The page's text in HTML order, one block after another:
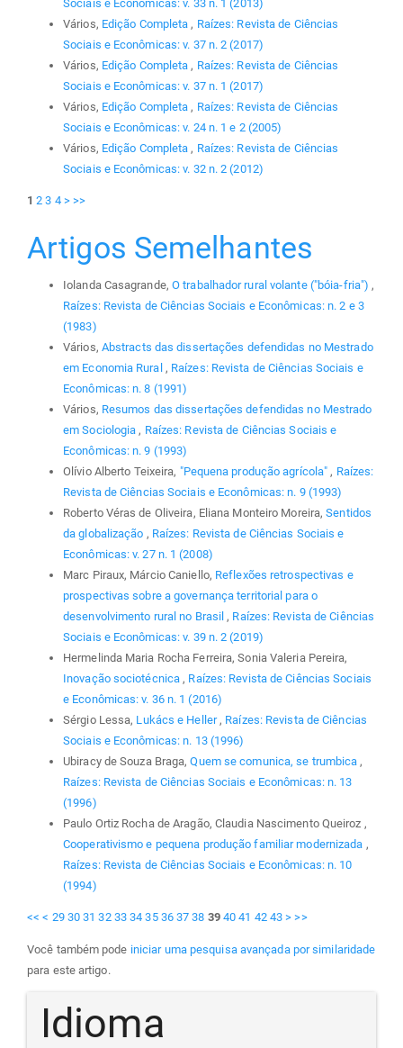
Sociais e Econômicas: v. 33 n. 1 (2013)
Vários, Edição Completa, Raízes: Revista de Ciências
Sociais e Econômicas: v. 37 n. 2 (2017)
Vários, Edição Completa, Raízes: Revista de Ciências
Sociais e Econômicas: v. 37 n. 1 (2017)
Vários, Edição Completa, Raízes: Revista de Ciências
Sociais e Econômicas: v. 24 n. 1 e 2 (2005)
Vários, Edição Completa, Raízes: Revista de Ciências
Sociais e Econômicas: v. 32 n. 2 (2012)
1 2 3 4 > >>
Artigos Semelhantes
Iolanda Casagrande, O trabalhador rural volante ("bóia-fria"),
Raízes: Revista de Ciências Sociais e Econômicas: n. 2 e 3
(1983)
Vários, Abstracts das dissertações defendidas no Mestrado
em Economia Rural , Raízes: Revista de Ciências Sociais e
Econômicas: n. 8 (1991)
Vários, Resumos das dissertações defendidas no Mestrado
em Sociologia, Raízes: Revista de Ciências Sociais e
Econômicas: n. 9 (1993)
Olívio Alberto Teixeira, "Pequena produção agrícola", Raízes:
Revista de Ciências Sociais e Econômicas: n. 9 (1993)
Roberto Véras de Oliveira, Eliana Monteiro Moreira,Sentidos
da globalização , Raízes: Revista de Ciências Sociais e
Econômicas: v. 27 n. 1 (2008)
Marc Piraux, Márcio Caniello, Reflexões retrospectivas e
prospectivas sobre a governança territorial para o
desenvolvimento rural no Brasil, Raízes: Revista de Ciências
Sociais e Econômicas: v. 39 n. 2 (2019)
Hermelinda Maria Rocha Ferreira, Sonia Valeria Pereira,
Inovação sociotécnica, Raízes: Revista de Ciências Sociais
e Econômicas: v. 36 n. 1 (2016)
Sérgio Lessa, Lukács e Heller, Raízes: Revista de Ciências
Sociais e Econômicas: n. 13 (1996)
Ubiracy de Souza Braga,Quem se comunica, se trumbica,
Raízes: Revista de Ciências Sociais e Econômicas: n. 13
(1996)
Paulo Ortiz Rocha de Aragão, Claudia Nascimento Queiroz ,
Cooperativismo e pequena produção familiar modernizada ,
Raízes: Revista de Ciências Sociais e Econômicas: n. 10
(1994)
<< < 29 30 31 32 33 34 35 36 37 38 39 40 41 42 43 > >>
Você também pode iniciar uma pesquisa avançada por similaridade
para este artigo.
Idioma